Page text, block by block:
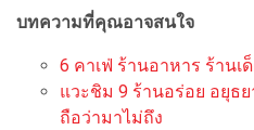
บทความที่คุณอาจสนใจ
6 คาเฟ่ ร้านอาหาร ร้านเ
แวะชิม 9 ร้านอร่อย อยุธ
ถือว่ามาไม่ถึง